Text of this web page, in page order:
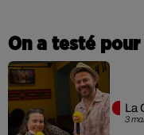
On a testé pour
3
La